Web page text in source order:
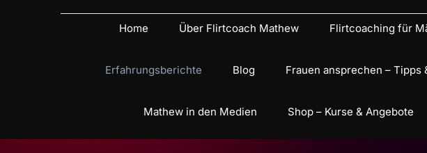
Home Über Flirtcoach Mathew Flirtcoaching für
Erfahrungsberichte Blog Frauen ansprechen – Tipps
Mathew in den Medien Shop – Kurse & Angebote